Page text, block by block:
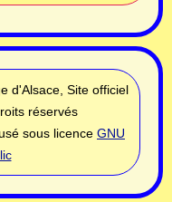
d'Alsace, Site officiel
réservés
sous licence GNU